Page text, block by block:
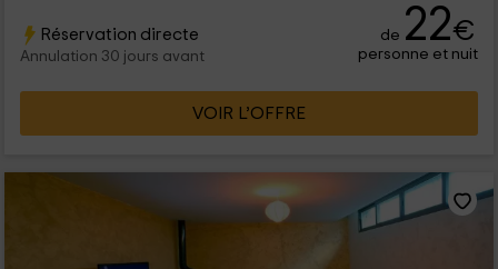
Réservation directe
Annulation 30 jours avant
de 22€
personne et nuit
VOIR L’OFFRE